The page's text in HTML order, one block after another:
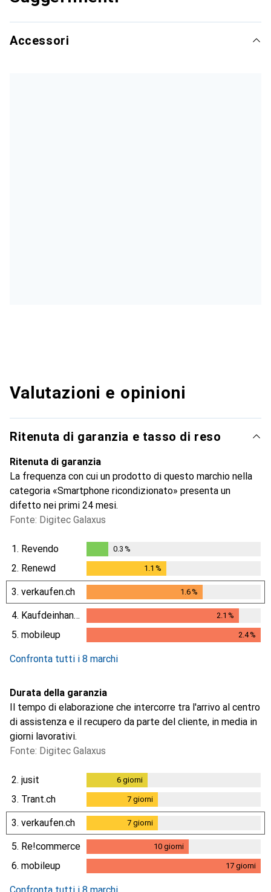
Accessori
Valutazioni e opinioni
Ritenuta di garanzia e tasso di reso
Ritenuta di garanzia
La frequenza con cui un prodotto di questo marchio nella
categoria «Smartphone ricondizionato» presenta un
difetto nei primi 24 mesi.
Fonte: Digitec Galaxus
1. Revendo
0.3%
0.3 %
2. Renewd 1.1 %
3. verkaufen.ch 1.6%
4. Kaufdeinhandy.ch 2.1 %
2.1%
5. mobileup 2.4%
Confronta tutti i 8 marchi
Durata della garanzia
Il tempo di elaborazione che intercorre tra l'arrivo al centro
di assistenza e il recupero da parte del cliente, in media in
giorni lavorativi.
Fonte: Digitec Galaxus
2. jusit 6 giorni
3. Trant.ch 7 giorni
3. verkaufen.ch 7 giorni
5. Re!commerce 10 giorni
6. mobileup 17 giorni
Confronta tutti i 8 marchi